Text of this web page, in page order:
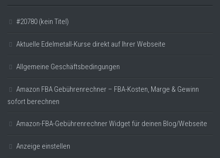
#20780 (kein Titel)
Aktuelle Edelmetall-Kurse direkt auf Ihrer Webseite
Allgemeine Geschäftsbedingungen
Amazon FBA Gebührenrechner – FBA-Kosten, Marge & Gewinn
sofort berechnen
Amazon-FBA-Gebührenrechner Widget für deinen Blog/Webseite
Anzeige einstellen